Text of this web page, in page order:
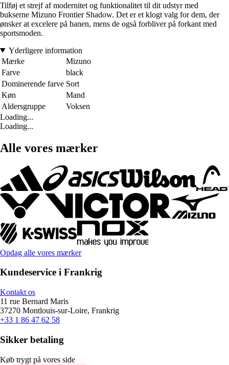
Tilføj et strejf af modernitet og funktionalitet til dit udstyr med
bukserne Mizuno Frontier Shadow. Det er et klogt valg for dem, der
ønsker at excelere på banen, mens de også forbliver på forkant med
sportsmoden.
Yderligere information
Mærke
Mizuno
Farve
black
Dominerende farve Sort
Køn
Mand
Aldersgruppe
Voksen
Loading...
Loading...
Alle vores mærker
Opdag alle vores mærker
Kundeservice i Frankrig
Kontakt os
11 rue Bernard Maris
37270 Montlouis-sur-Loire, Frankrig
+33 1 86 47 62 58
Sikker betaling
Køb trygt på vores side